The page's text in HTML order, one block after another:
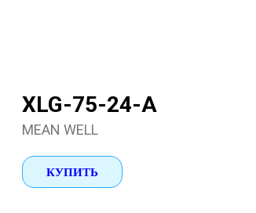
XLG-75-24-A
MEAN WELL
КУПИТЬ